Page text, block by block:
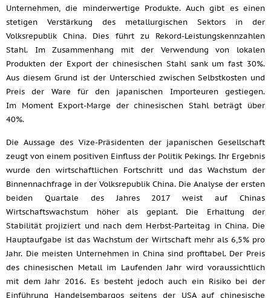
Unternehmen, die minderwertige Produkte. Auch gibt es einen
stetigen Verstärkung des metallurgischen Sektors in der
Volksrepublik China. Dies führt zu Rekord-Leistungskennzahlen
Stahl. Im Zusammenhang mit der Verwendung von lokalen
Produkten der Export der chinesischen Stahl sank um fast 30%.
Aus diesem Grund ist der Unterschied zwischen Selbstkosten und
Preis der Ware für den japanischen Importeuren gestiegen.
Im Moment Export-Marge der chinesischen Stahl beträgt über
40%.
Die Aussage des Vize-Präsidenten der japanischen Gesellschaft
zeugt von einem positiven Einfluss der Politik Pekings. Ihr Ergebnis
wurde den wirtschaftlichen Fortschritt und das Wachstum der
Binnennachfrage in der Volksrepublik China. Die Analyse der ersten
beiden Quartale des Jahres 2017 weist auf Chinas
Wirtschaftswachstum höher als geplant. Die Erhaltung der
Stabilität projiziert und nach dem Herbst-Parteitag in China. Die
Hauptaufgabe ist das Wachstum der Wirtschaft mehr als 6,5% pro
Jahr. Die meisten Unternehmen in China sind profitabel. Der Preis
des chinesischen Metall im Laufenden Jahr wird voraussichtlich
mit dem Jahr 2016. Es besteht jedoch auch ein Risiko bei der
Einführung Handelsembargos seitens der USA auf chinesische